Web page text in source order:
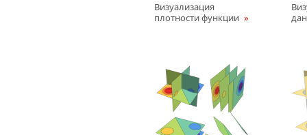
Визуализация
плотности функции